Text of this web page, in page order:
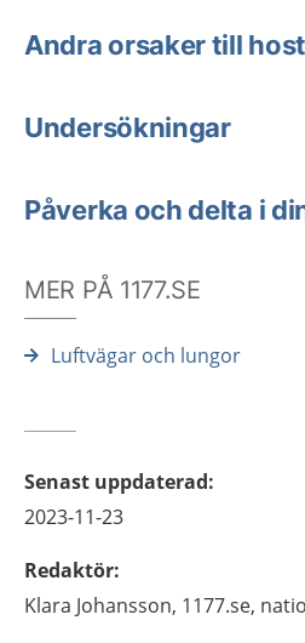
Andra orsaker till
Undersökningar
Påverka och delta i
MER PÅ 1177.SE
Luftvägar och lungor
Senast uppdaterad:
2023-11-23
Redaktör:
Klara Johansson, 1177.se,